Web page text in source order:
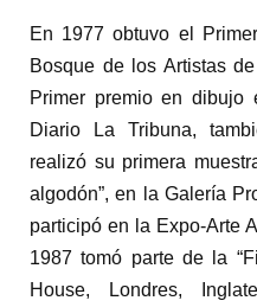
En 1977 obtuvo el
Bosque de los Artistas
Primer premio en dibujo
Diario La Tribuna,
realizó su primera
algodón”, en la Galería
participó en la Expo-Arte
1987 tomó parte de la
House, Londres,